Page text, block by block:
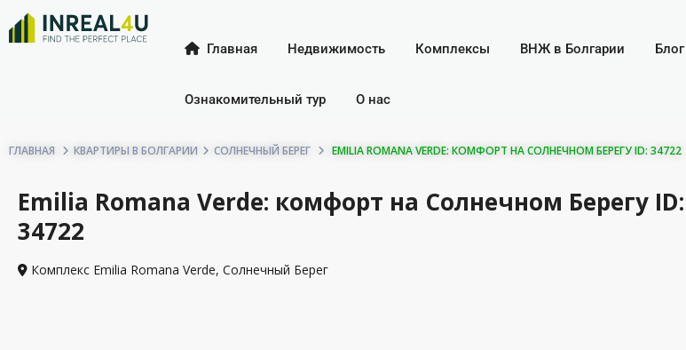
Главная Недвижимость Комплексы ВНЖ в Болгарии Блог
Ознакомительный тур О нас
ГЛАВНАЯ КВАРТИРЫ В БОЛГАРИИ СОЛНЕЧНЫЙ БЕРЕГ EMILIA ROMANA VERDE: КОМФОРТ НА СОЛНЕЧНОМ БЕРЕГУ ID: 34722
Emilia Romana Verde: комфорт на Солнечном Берегу ID:
34722
Комплекс Emilia Romana Verde, Солнечный Берег